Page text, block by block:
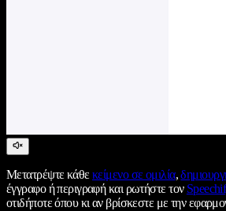
Μετατρέψτε κάθεκείμενο σε ομιλία,
έγγραφο ή περιγραφή και ρωτήστε τον
οτιδήποτε όπου κι αν βρίσκεστε με την